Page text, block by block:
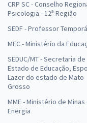
CRP SC - Conselho
Psicologia - 12ª Região
SEDF - Professor
MEC - Ministério da
SEDUC/MT - Secretaria de
Estado de Educação,
Lazer do estado de Mato
Grosso
MME - Ministério de Minas
Energia